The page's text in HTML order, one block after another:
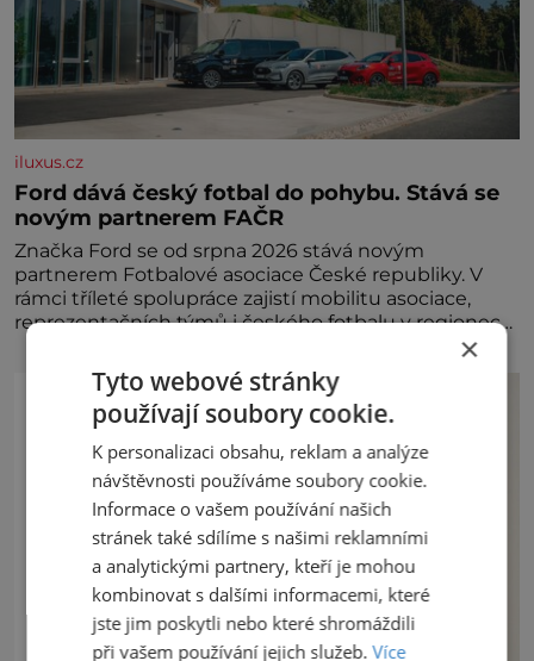
iluxus.cz
Ford dává český fotbal do pohybu. Stává se
novým partnerem FAČR
Značka Ford se od srpna 2026 stává novým
partnerem Fotbalové asociace České republiky. V
rámci tříleté spolupráce zajistí mobilitu asociace,
reprezentačních týmů i českého fotbalu v regionech.
×
Tyto webové stránky
používají soubory cookie.
K personalizaci obsahu, reklam a analýze
návštěvnosti používáme soubory cookie.
Informace o vašem používání našich
stránek také sdílíme s našimi reklamními
a analytickými partnery, kteří je mohou
kombinovat s dalšími informacemi, které
jste jim poskytli nebo které shromáždili
při vašem používání jejich služeb.Více